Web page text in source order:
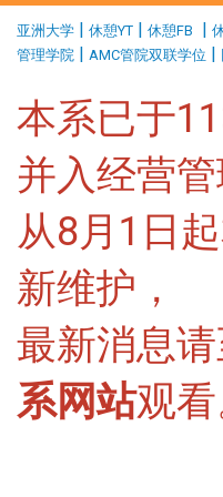
亚洲大学 | 休憩YT | 休憩FB |
管理学院 | AMC管院双联学位 |
本系已于
并入经营管
从8月1日
新维护，
最新消息
系网站观看